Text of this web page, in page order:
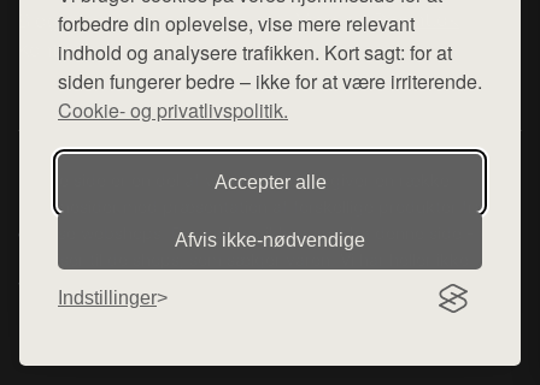
forbedre din oplevelse, vise mere relevant
indhold og analysere trafikken. Kort sagt: for at
siden fungerer bedre – ikke for at være irriterende.
Cookie- og privatlivspolitik.
Accepter alle
Afvis ikke‑nødvendige
Indstillinger
Blog
Kontakt
Mail: hej@want.dk
Cookie- og privatlivspolitik
Denne side er en del af want.dk, der udgiver en række
hjemmesider med præsentation af forskellige produkter fra
diverse webshops. Der sælges ikke varer fra denne side - vi
varerne på lager.